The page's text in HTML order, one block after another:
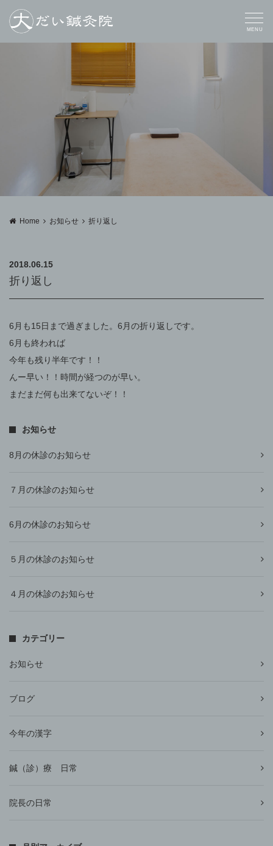
MENU
Home お知らせ 折り返し
2018.06.15
折り返し
6月も15日まで過ぎました。6月の折り返しです。
6月も終われば
今年も残り半年です！！
んー早い！！時間が経つのが早い。
まだまだ何も出来てないぞ！！
お知らせ
8月の休診のお知らせ
７月の休診のお知らせ
6月の休診のお知らせ
５月の休診のお知らせ
４月の休診のお知らせ
カテゴリー
お知らせ
ブログ
今年の漢字
鍼（診）療 日常
院長の日常